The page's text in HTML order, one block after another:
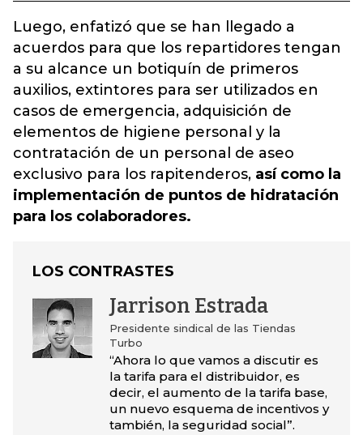
Luego, enfatizó que se han llegado a
acuerdos para que los repartidores tengan
a su alcance un botiquín de primeros
auxilios, extintores para ser utilizados en
casos de emergencia, adquisición de
elementos de higiene personal y la
contratación de un personal de aseo
exclusivo para los rapitenderos, así como la
implementación de puntos de hidratación
para los colaboradores.
LOS CONTRASTES
Jarrison Estrada
Presidente sindical de las Tiendas
Turbo
“Ahora lo que vamos a discutir es
la tarifa para el distribuidor, es
decir, el aumento de la tarifa base,
un nuevo esquema de incentivos y
también, la seguridad social”.